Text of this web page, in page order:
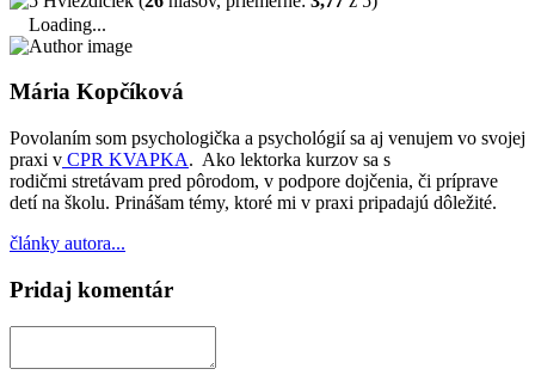
Loading...
Mária Kopčíková
Povolaním som psychologička a psychológií sa aj venujem vo svojej
praxi v CPR KVAPKA. Ako lektorka kurzov sa s
rodičmi stretávam pred pôrodom, v podpore dojčenia, či príprave
detí na školu. Prinášam témy, ktoré mi v praxi pripadajú dôležité.
články autora...
Pridaj komentár